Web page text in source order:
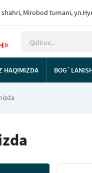
Mirobod tumani,
HAQIMIZDA